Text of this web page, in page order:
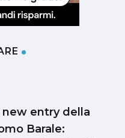
new entry della
Barale: